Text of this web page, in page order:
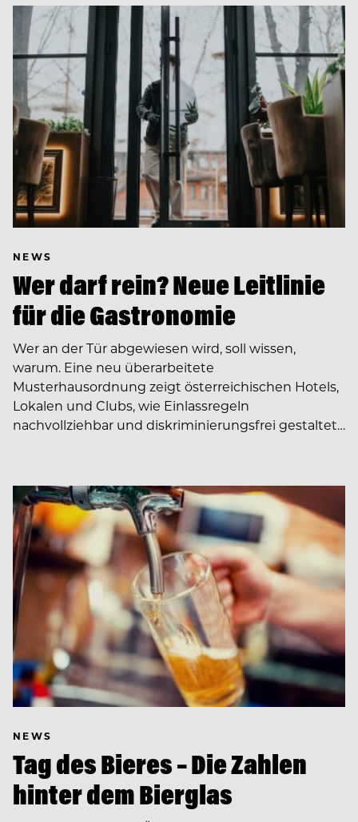
NEWS
Wer darf rein? Neue Leitlinie
für die Gastronomie
Wer an der Tür abgewiesen wird, soll wissen,
warum. Eine neu überarbeitete
Musterhausordnung zeigt österreichischen Hotels,
Lokalen und Clubs, wie Einlassregeln
nachvollziehbar und diskriminierungsfrei gestaltet…
NEWS
Tag des Bieres – Die Zahlen
hinter dem Bierglas